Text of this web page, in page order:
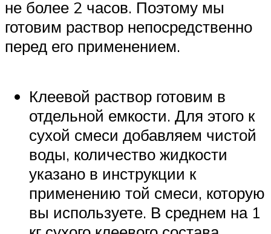
не более 2 часов. Поэтому мы
готовим раствор непосредственно
перед его применением.
Клеевой раствор готовим в
отдельной емкости. Для этого к
сухой смеси добавляем чистой
воды, количество жидкости
указано в инструкции к
применению той смеси, которую
вы используете. В среднем на 1